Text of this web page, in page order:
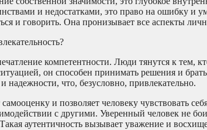
и недостатками, это право на ошибку и
и говорить. Она пронизывает все аспекты
компетентности. Люди тянутся к
он способен принимать решения и
надежности, что, безусловно, привлекательно.
и позволяет человеку чувствовать
с другими. Уверенный человек не
аутентичность вызывает уважение и